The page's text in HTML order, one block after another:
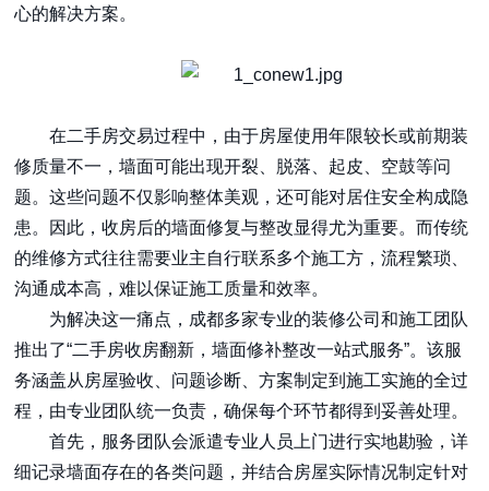
心的解决方案。
在二手房交易过程中，由于房屋使用年限较长或前期装
修质量不一，墙面可能出现开裂、脱落、起皮、空鼓等问
题。这些问题不仅影响整体美观，还可能对居住安全构成隐
患。因此，收房后的墙面修复与整改显得尤为重要。而传统
的维修方式往往需要业主自行联系多个施工方，流程繁琐、
沟通成本高，难以保证施工质量和效率。
为解决这一痛点，成都多家专业的装修公司和施工团队
推出了“二手房收房翻新，墙面修补整改一站式服务”。该服
务涵盖从房屋验收、问题诊断、方案制定到施工实施的全过
程，由专业团队统一负责，确保每个环节都得到妥善处理。
首先，服务团队会派遣专业人员上门进行实地勘验，详
细记录墙面存在的各类问题，并结合房屋实际情况制定针对